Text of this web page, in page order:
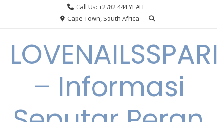
Call Us: +2782 444 YEAH
Cape Town, South Africa
– Informasi